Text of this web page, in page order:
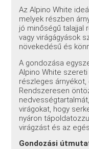
Az Alpino White
melyek részben
jó minőségű talajjal
vagy virágágyások
növekedésű és
A gondozása
Alpino White
részleges
Rendszeresen
virágokat, hogy
nyáron
virágzást és az
Gondozási